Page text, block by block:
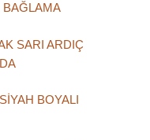
BAĞLAMA
SARI ARDIÇ
BOYALI